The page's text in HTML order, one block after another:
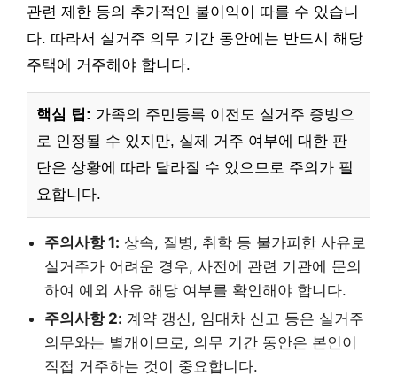
관련 제한 등의 추가적인 불이익이 따를 수 있습니
다. 따라서 실거주 의무 기간 동안에는 반드시 해당
주택에 거주해야 합니다.
핵심 팁: 가족의 주민등록 이전도 실거주 증빙으
로 인정될 수 있지만, 실제 거주 여부에 대한 판
단은 상황에 따라 달라질 수 있으므로 주의가 필
요합니다.
주의사항 1: 상속, 질병, 취학 등 불가피한 사유로
실거주가 어려운 경우, 사전에 관련 기관에 문의
하여 예외 사유 해당 여부를 확인해야 합니다.
주의사항 2: 계약 갱신, 임대차 신고 등은 실거주
의무와는 별개이므로, 의무 기간 동안은 본인이
직접 거주하는 것이 중요합니다.